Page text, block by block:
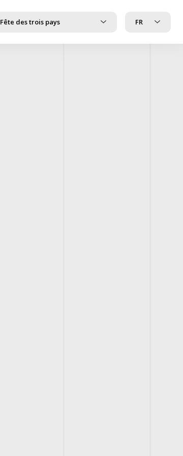
Fête des trois pays FR